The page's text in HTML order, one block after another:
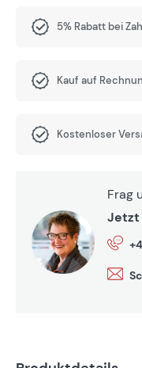
5% Rabatt bei
Kauf auf
Kostenloser
Frag
Jetzt